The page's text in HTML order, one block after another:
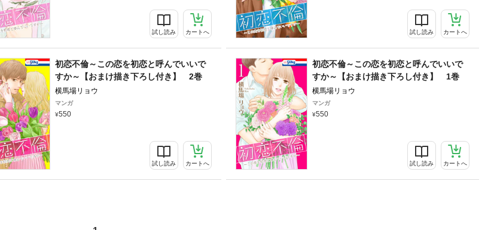
試し読み カートへ 試し読み カートへ
初恋不倫～この恋を初恋と呼んでいいで
すか～【おまけ描き下ろし付き】 2巻
横馬場リョウ
マンガ
550
試し読み カートへ
初恋不倫～この恋を初恋と呼んでいいで
すか～【おまけ描き下ろし付き】 1巻
横馬場リョウ
マンガ
550
試し読み カートへ